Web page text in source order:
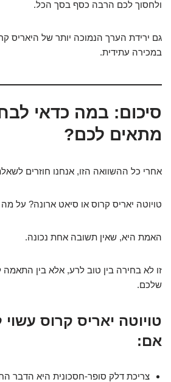
ולחסוך לכם הרבה כסף בסך הכל.
גם ירידת הערך הנמוכה יותר של היאריס
במכירה עתידית.
סיכום: במה כדאי
מתאים לכם?
אחרי כל ההשוואה הזו, אנחנו חוזרים
טויוטה יאריס קרוס או סיאט ארונה? על
האמת היא, שאין תשובה אחת נכונה.
זו לא בחירה בין טוב לרע, אלא בין התאמה
שלכם.
טויוטה יאריס קרוס
אם:
צריכת דלק סופר-חסכונית היא הדבר